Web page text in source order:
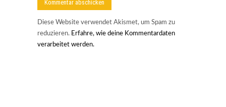
Diese Website verwendet Akismet, um Spam zu
reduzieren. Erfahre, wie deine Kommentardaten
verarbeitet werden.